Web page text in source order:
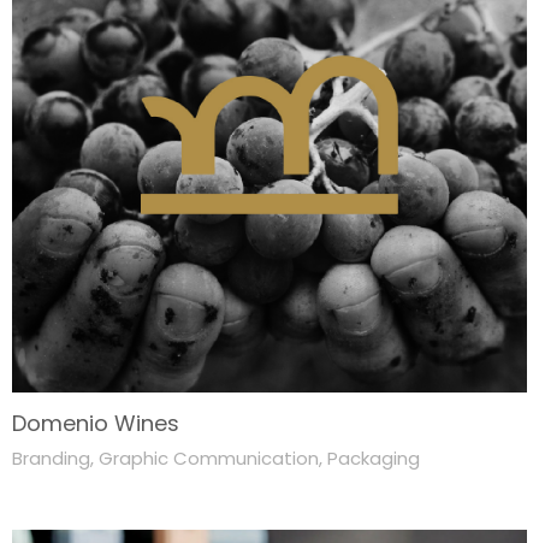
Domenio Wines
Branding, Graphic Communication, Packaging